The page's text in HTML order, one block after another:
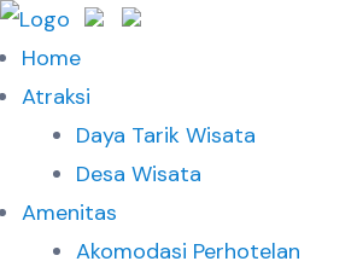
Home
Atraksi
Daya Tarik Wisata
Desa Wisata
Amenitas
Akomodasi Perhotelan